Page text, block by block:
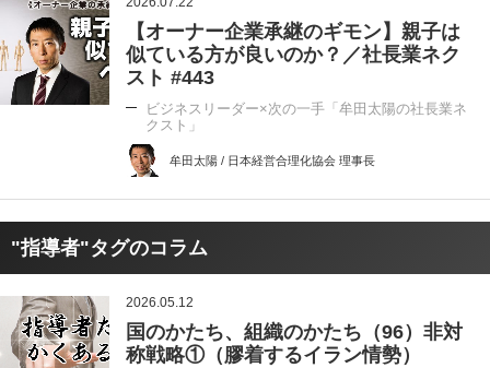
【オーナー企業承継のギモン】親子は
似ている方が良いのか？／社長業ネク
スト #443
ビジネスリーダー×次の一手「牟田太陽の社長業ネ
クスト」
牟田太陽 / 日本経営合理化協会 理事長
"指導者"タグのコラム
2026.05.12
国のかたち、組織のかたち（96）非対
称戦略①（膠着するイラン情勢）